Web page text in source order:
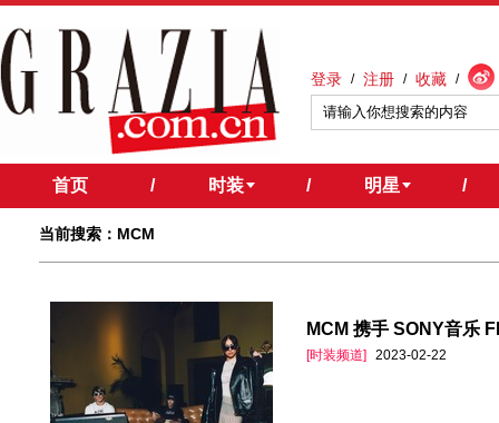
登录 / 注册 / 收藏 /
首页 / 时装 / 明星 /
当前搜索：MCM
MCM 携手 SONY音乐
[时装频道] 2023-02-22